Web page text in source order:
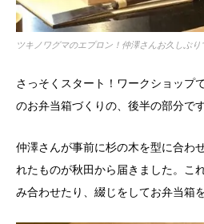
ツキノワグマのエプロン！仲澤さんお久しぶり
さっそくスタート！ワークショップ
のお弁当箱づくりの、後半の部分です
仲澤さんが事前に杉の木を型に合わ
れたものが秋田から届きました。こ
み合わせたり、綴じをしてお弁当箱